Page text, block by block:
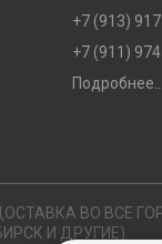
+7 (913)
+7 (911)
Подробнее...
ВО ВСЕ
И ДРУГИЕ).